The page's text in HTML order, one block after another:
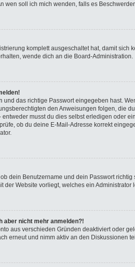
wen soll ich mich wenden, falls es
komplett ausgeschaltet hat, damit
wende dich an die Board-Administration.
das richtige Passwort eingegeben hast.
den Anweisungen folgen, die
musst du dies selbst erledigen oder
ob du deine E-Mail-Adresse korrekt
dein Benutzername und dein Passwort
Website vorliegt, welches ein Administrator
aber nicht mehr anmelden?!
aus verschieden Gründen deaktiviert oder
erneut und nimm aktiv an den Diskussionen